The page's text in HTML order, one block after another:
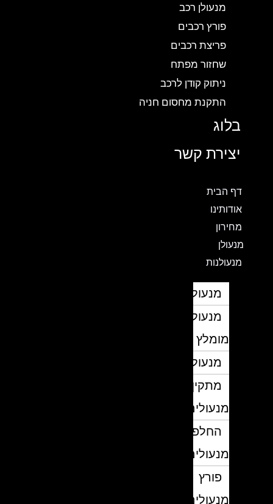
מנעולן רכב
פורץ רכבים
פריצת רכבים
שחזור מפתח
ניתוק קודן לרכב
התקנת מחסום חניה
בלוג
יצירת קשר
דף הבית
אודותינו
מחירון
מנעולן
מנעולנות
מנעולן
מנעולן
מומלץ
מנעולנים
מתקין
מנעולים
החלפת
מנעולים
פורץ
מנעולים